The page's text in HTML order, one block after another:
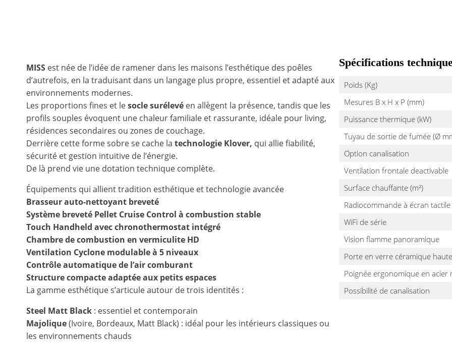
MISS est née de l’idée de ramener dans les maisons l’esthétique des poêles
d’autrefois, en la traduisant dans un langage plus propre, essentiel et adapté aux
environnements modernes.
Les proportions fines et lesocle surélevé en allègent la présence, tandis que les
profils souples évoquent une chaleur familiale et rassurante, idéale pour living,
résidences secondaires ou zones de couchage.
Derrière cette forme sobre se cache la technologie Klover, qui allie fiabilité,
sécurité et gestion intuitive de l’énergie.
De là prend vie une dotation technique complète.
Équipements qui allient tradition esthétique et technologie avancée
Brasseur auto-nettoyant breveté
Système breveté Pellet Cruise Control à combustion stable
Touch Handheld avec chronothermostat intégré
Chambre de combustion en vermiculite HD
Ventilation Cyclone modulable à 5 niveaux
Contrôle automatique de l’air comburant
Structure compacte adaptée aux petits espaces
La gamme esthétique s’articule autour de trois identités :
Steel Matt Black : essentiel et contemporain
Majolique(Ivoire, Bordeaux, Matt Black) : idéal pour les intérieurs classiques ou
les environnements chauds
Spécifications
Poids (Kg)
Mesures B x H x P (mm)
Puissance thermique (kW)
Tuyau de sortie de fumée (Ø
Option canalisation
Ventilation frontale deactivable
Surface chauffante (m²)
Radiocommande à écran
WiFi de série
Vision flamme panoramique
Porte en verre céramique
Poignée ergonomique en acier
Possibilité de canalisation